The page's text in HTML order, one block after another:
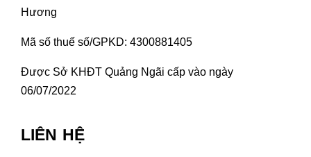
Hương
Mã số thuế số/GPKD: 4300881405
Được Sở KHĐT Quảng Ngãi cấp vào ngày
06/07/2022
LIÊN HỆ